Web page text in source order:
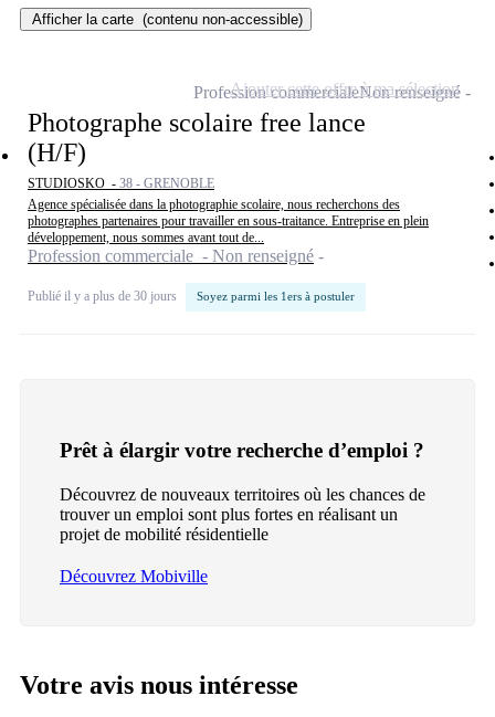
Afficher la carte (contenu non-accessible)
Photographe scolaire free lance
(H/F)
STUDIOSKO - 38 - GRENOBLE
Agence spécialisée dans la photographie scolaire, nous recherchons des
photographes partenaires pour travailler en sous-traitance. Entreprise en plein
développement, nous sommes avant tout de...
Profession commerciale - Non renseigné
Publié il y a plus de 30 jours Soyez parmi les 1ers à postuler
Profession commercialeNon renseigné
Ajouter cette offre à ma sélection
Prêt à élargir votre recherche d’emploi ?
Découvrez de nouveaux territoires où les chances de
trouver un emploi sont plus fortes en réalisant un
projet de mobilité résidentielle
Découvrez Mobiville
Votre avis nous intéresse